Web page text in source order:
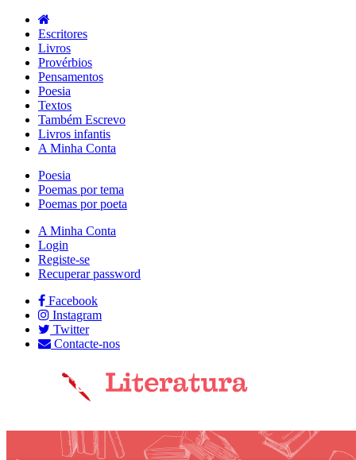
Escritores
Livros
Provérbios
Pensamentos
Poesia
Textos
Também Escrevo
Livros infantis
A Minha Conta
Poesia
Poemas por tema
Poemas por poeta
A Minha Conta
Login
Registe-se
Recuperar password
Facebook
Instagram
Twitter
Contacte-nos